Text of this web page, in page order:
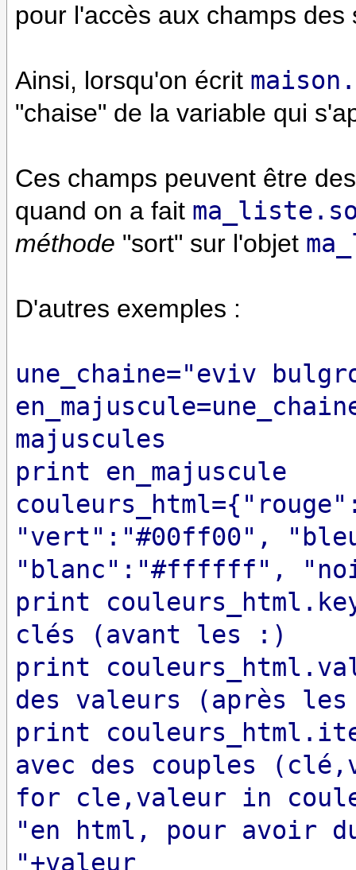
pour l'accès aux champs
Ainsi, lorsqu'on écrit
"chaise" de la variable qui
Ces champs peuvent être
quand on a fait
méthode "sort" sur l'objet
D'autres exemples :
une_chaine="eviv
majuscules
print en_majuscule
"vert":"#00ff00",
"blanc":"#ffffff",
print
clés (avant les :)
print
des valeurs (après
print
avec des couples
for cle,valeur in
"en html, pour
"+valeur